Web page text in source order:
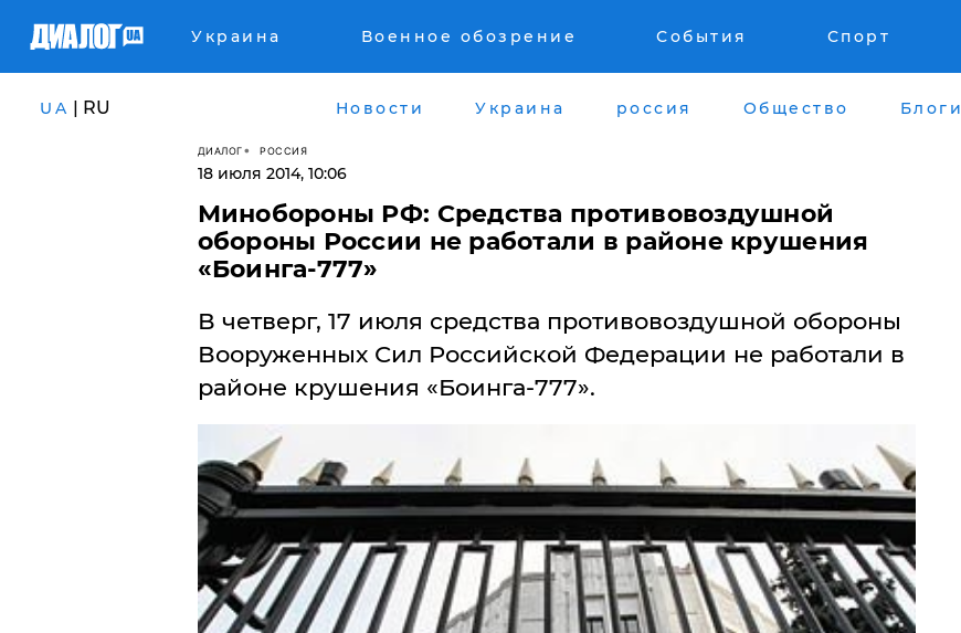
Украина Военное обозрение События Спорт
UA | RU Новости Украина россия Общество Блоги
ДИАЛОГ РОССИЯ
18 июля 2014, 10:06
Минобороны РФ: Средства противовоздушной
обороны России не работали в районе крушения
«Боинга-777»
В четверг, 17 июля средства противовоздушной обороны
Вооруженных Сил Российской Федерации не работали в
районе крушения «Боинга-777».